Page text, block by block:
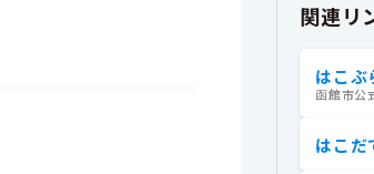
関連リ
はこぶ
函館市公
はこだ